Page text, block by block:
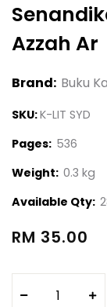
Azzah Ar
Brand: Buku
SKU:K-LIT SYD
Pages: 536
Weight: 0.3 kg
Available Qty:
RM 35.00